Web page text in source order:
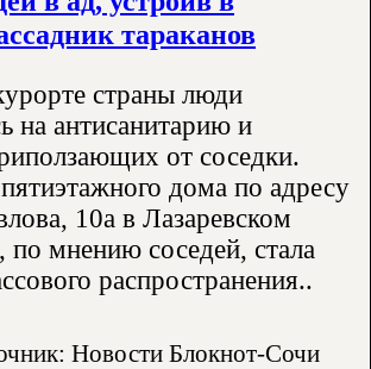
тараканов
страны люди
на антисанитарию и
от соседки.
дома по адресу
10а в Лазаревском
по мнению соседей, стала
распространения..
Новости Блокнот-Сочи